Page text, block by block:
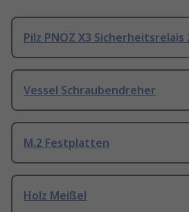
Pilz PNOZ X3 Sicherheitsrelais
Vessel Schraubendreher
M.2 Festplatten
Holz Meißel